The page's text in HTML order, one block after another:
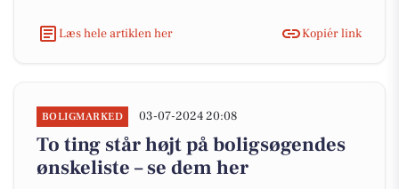
Læs hele artiklen her Kopiér link
BOLIGMARKED 03-07-2024 20:08
To ting står højt på boligsøgendes
ønskeliste – se dem her